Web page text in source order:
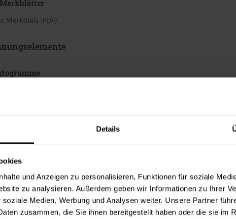
Details
und Anzeigen zu personalisieren, Funktionen für soziale
zu analysieren. Außerdem geben wir Informationen zu Ihrer
Medien, Werbung und Analysen weiter. Unsere Partner
zusammen, die Sie ihnen bereitgestellt haben oder die sie im
Merkblatt (PDF)